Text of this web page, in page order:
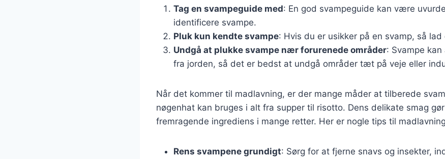
Tag en svampeguide med: En god svampeguide kan være
identificere svampe.
Pluk kun kendte svampe: Hvis du er usikker på en svamp, så
Undgå at plukke svampe nær forurenede områder: Svampe
fra jorden, så det er bedst at undgå områder tæt på veje eller
Når det kommer til madlavning, er der mange måder at tilberede
nøgenhat kan bruges i alt fra supper til risotto. Dens delikate smag
fremragende ingrediens i mange retter. Her er nogle tips til
Rens svampene grundigt: Sørg for at fjerne snavs og insekter,